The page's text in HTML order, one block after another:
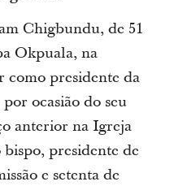
Chigbundu, de 51
Okpuala, na
como presidente da
ocasião do seu
anterior na Igreja
presidente de
e setenta de